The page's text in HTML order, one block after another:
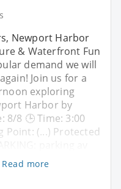
Newport Harbor
& Waterfront Fun
demand we will
Join us for a
exploring
Harbor by
8/8 🕒 Time: 3:00
Point: (...) Protected
Read more